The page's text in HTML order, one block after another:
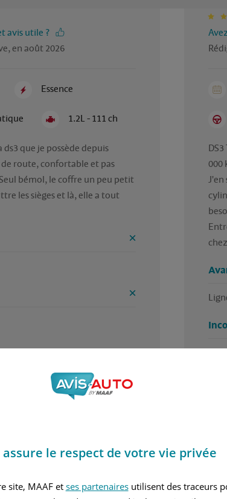
avis utile ?
en août 2026
Essence
1.2L - 111 ch
que je possède depuis
route, confortable et pas
bémol, le coffre un peu petit
les sièges et là, elle a tout
000
J'en
avis utile ?
assure le respect de votre vie privée
site, MAAF etses partenairesutilisent des traceurs